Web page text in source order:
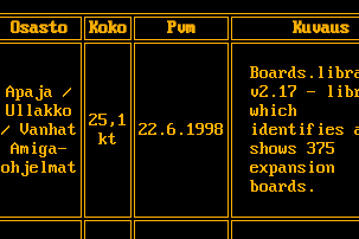
Osasto Koko Pvm Kuvaus
Apaja /
Ullakko
/ Vanhat
Amiga-
ohjelmat
25,1
kt
22.6.1998
v2.17 -
which
identifies
shows 375
expansion
boards.